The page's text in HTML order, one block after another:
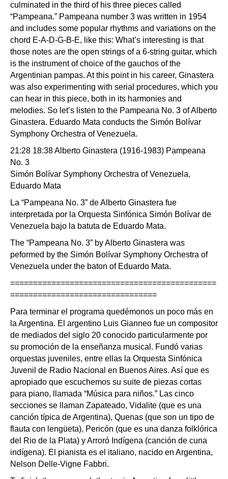
culminated in the third of his three pieces called
“Pampeana.” Pampeana number 3 was written in 1954
and includes some popular rhythms and variations on the
chord E-A-D-G-B-E, like this: What’s interesting is that
those notes are the open strings of a 6-string guitar, which
is the instrument of choice of the gauchos of the
Argentinian pampas. At this point in his career, Ginastera
was also experimenting with serial procedures, which you
can hear in this piece, both in its harmonies and
melodies. So let’s listen to the Pampeana No. 3 of Alberto
Ginastera. Eduardo Mata conducts the Simón Bolívar
Symphony Orchestra of Venezuela.
21:28 18:38 Alberto Ginastera (1916-1983) Pampeana
No. 3
Simón Bolívar Symphony Orchestra of Venezuela,
Eduardo Mata
La “Pampeana No. 3” de Alberto Ginastera fue
interpretada por la Orquesta Sinfónica Simón Bolívar de
Venezuela bajo la batuta de Eduardo Mata.
The “Pampeana No. 3” by Alberto Ginastera was
peformed by the Simón Bolívar Symphony Orchestra of
Venezuela under the baton of Eduardo Mata.
=============================================
================================
Para terminar el programa quedémonos un poco más en
la Argentina. El argentino Luis Gianneo fue un compositor
de mediados del siglo 20 conocido particularmente por
su promoción de la enseñanza musical. Fundó varias
orquestas juveniles, entre ellas la Orquesta Sinfónica
Juvenil de Radio Nacional en Buenos Aires. Así que es
apropiado que escuchemos su suite de piezas cortas
para piano, llamada “Música para niños.” Las cinco
secciones se llaman Zapateado, Vidalite (que es una
canción típica de Argentina), Quenas (que son un tipo de
flauta con lengüeta), Pericón (que es una danza folklórica
del Rio de la Plata) y Arroró Indígena (canción de cuna
indígena). El pianista es el italiano, nacido en Argentina,
Nelson Delle-Vigne Fabbri.